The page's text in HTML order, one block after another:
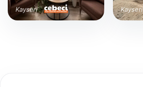
Kayseri Kayseri